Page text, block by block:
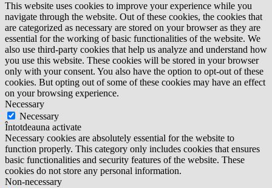
This website uses cookies to improve your experience while you
navigate through the website. Out of these cookies, the cookies that
are categorized as necessary are stored on your browser as they are
essential for the working of basic functionalities of the website. We
also use third-party cookies that help us analyze and understand how
you use this website. These cookies will be stored in your browser
only with your consent. You also have the option to opt-out of these
cookies. But opting out of some of these cookies may have an effect
on your browsing experience.
Necessary
Necessary
Întotdeauna activate
Necessary cookies are absolutely essential for the website to
function properly. This category only includes cookies that ensures
basic functionalities and security features of the website. These
cookies do not store any personal information.
Non-necessary